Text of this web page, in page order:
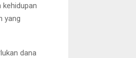
kehidupan
yang
dana